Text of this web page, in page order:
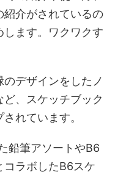
介がされているの
ます。ワクワクす
デザインをしたノ
、スケッチブック
れています。
鉛筆アソートやB6
コラボしたB6スケ